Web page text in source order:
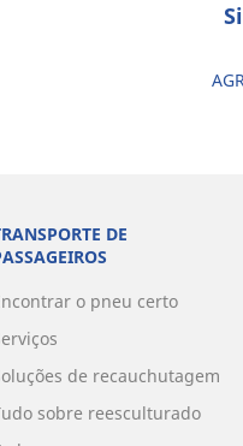
DE
o pneu certo
de recauchutagem
sobre reesculturado